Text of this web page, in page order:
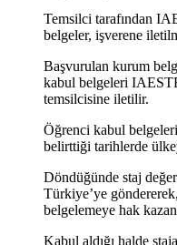
Temsilci tarafından
belgeler, işverene
Başvurulan kurum
kabul belgeleri
temsilcisine iletilir.
Öğrenci kabul
belirttiği tarihlerde
Döndüğünde staj
Türkiye’ye
belgelemeye hak
Kabul aldığı halde